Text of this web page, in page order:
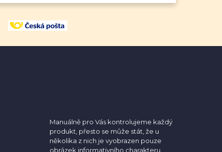
Manuálně pro Vás kontrolujeme každý
produkt, přesto se může stát, že u
několika z nich je vyobrazen pouze
obrázek informativního charakteru.